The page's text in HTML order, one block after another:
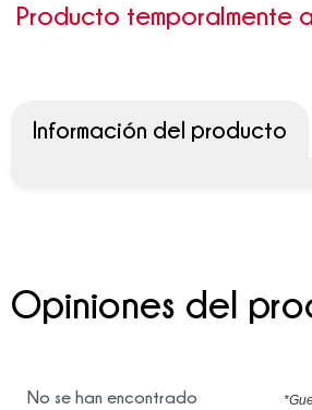
Producto temporalmente
Información del producto
Opiniones del
No se han encontrado